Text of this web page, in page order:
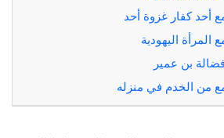
أحد كفار غزوة أحد
اليهودية
بن عمير
من الخدم في منزله